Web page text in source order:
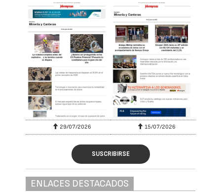
29/07/2026 15/07/2026
SUSCRIBIRSE
ENLACES DESTACADOS